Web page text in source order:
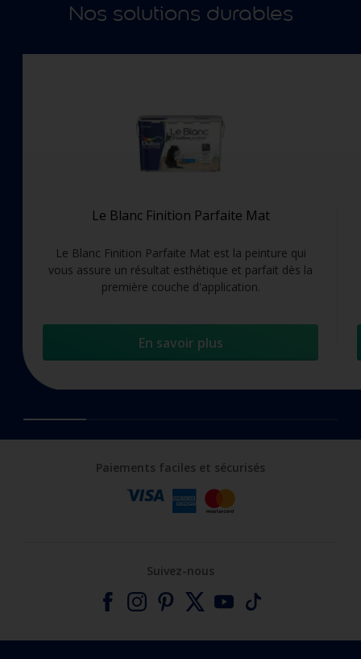
Nos solutions durables
Le Blanc Finition Parfaite Mat
Le Blanc Finition Parfaite Mat est la peinture qui
vous assure un résultat esthétique et parfait dès la
première couche d'application.
En savoir plus
Paiements faciles et sécurisés
Suivez-nous